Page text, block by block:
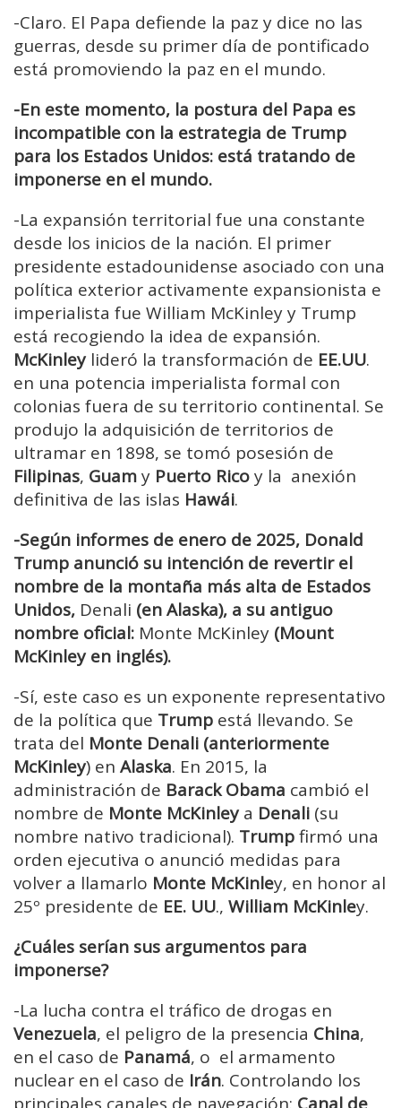
-Claro. El Papa defiende la paz y dice no las
guerras, desde su primer día de pontificado
está promoviendo la paz en el mundo.
-En este momento, la postura del Papa es
incompatible con la estrategia de Trump
para los Estados Unidos: está tratando de
imponerse en el mundo.
-La expansión territorial fue una constante
desde los inicios de la nación. El primer
presidente estadounidense asociado con una
política exterior activamente expansionista e
imperialista fue William McKinley y Trump
está recogiendo la idea de expansión.
McKinleylideró la transformación de EE.UU.
en una potencia imperialista formal con
colonias fuera de su territorio continental. Se
produjo la adquisición de territorios de
ultramar en 1898, se tomó posesión de
Filipinas, Guamy Puerto Ricoy la anexión
definitiva de las islas Hawái.
-Según informes de enero de 2025, Donald
Trump anunció su intención de revertir el
nombre de la montaña más alta de Estados
Unidos, Denali (en Alaska), a su antiguo
nombre oficial: Monte McKinley (Mount
McKinley en inglés).
-Sí, este caso es un exponente representativo
de la política que Trump está llevando. Se
trata del Monte Denali (anteriormente
McKinley) en Alaska. En 2015, la
administración de Barack Obama cambió el
nombre de Monte McKinleya Denali (su
nombre nativo tradicional). Trumpfirmó una
orden ejecutiva o anunció medidas para
volver a llamarlo Monte McKinley, en honor al
25º presidente de EE. UU., William McKinley.
¿Cuáles serían sus argumentos para
imponerse?
-La lucha contra el tráfico de drogas en
Venezuela, el peligro de la presencia China,
en el caso de Panamá, o el armamento
nuclear en el caso de Irán. Controlando los
principales canales de navegación: Canal de